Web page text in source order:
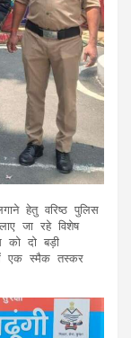
जा रहे विशेष
को दो बड़ी
एक स्मैक तस्कर